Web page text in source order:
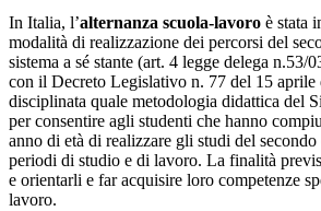
In Italia, l’alternanza scuola-lavoro è stata
modalità di realizzazione dei percorsi del
sistema a sé stante (art. 4 legge delega n.53/
con il Decreto Legislativo n. 77 del 15 aprile
disciplinata quale metodologia didattica del
per consentire agli studenti che hanno
anno di età di realizzare gli studi del
periodi di studio e di lavoro. La finalità
e orientarli e far acquisire loro competenze
lavoro.